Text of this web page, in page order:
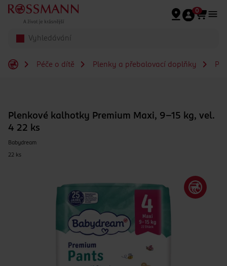
Přeskočit na hlavmní obsah
0
Péče o dítě Plenky a přebalovací doplňky
Plenkové kalhotky Premium Maxi, 9–15 kg, vel.
4 22 ks
Babydream
22 ks